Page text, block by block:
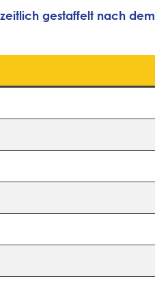
gestaffelt nach dem